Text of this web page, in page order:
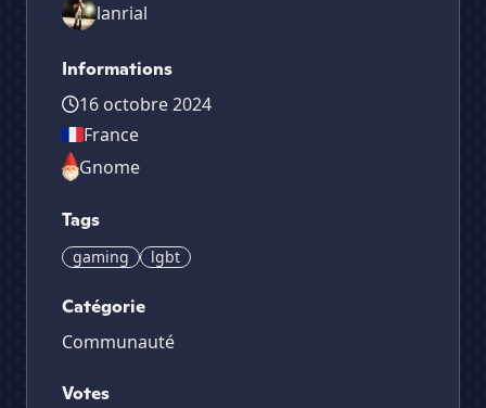
lanrial
Informations
16 octobre 2024
France
Gnome
Tags
gaming lgbt
Catégorie
Communauté
Votes